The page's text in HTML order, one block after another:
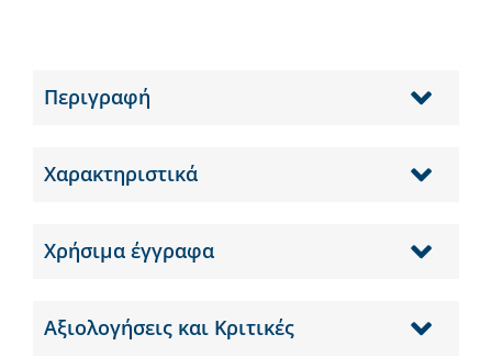
Περιγραφή
Χαρακτηριστικά
Χρήσιμα έγγραφα
Αξιολογήσεις και Κριτικές